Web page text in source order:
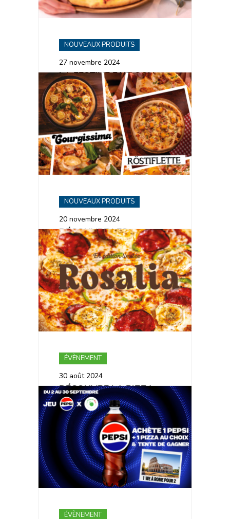
NOUVEAUX PRODUITS
27 novembre 2024
LA FESTIVE FAIT SON
GRAND RETOUR
NOUVEAUX PRODUITS
20 novembre 2024
DÉCOUVRE LES
NOUVELLES PIZZAS EN
ÉDITION LIMITÉE
ÉVÈNEMENT
30 août 2024
DÉCOUVRE LA PIZZA
ROSALIA 💃
ÉVÈNEMENT